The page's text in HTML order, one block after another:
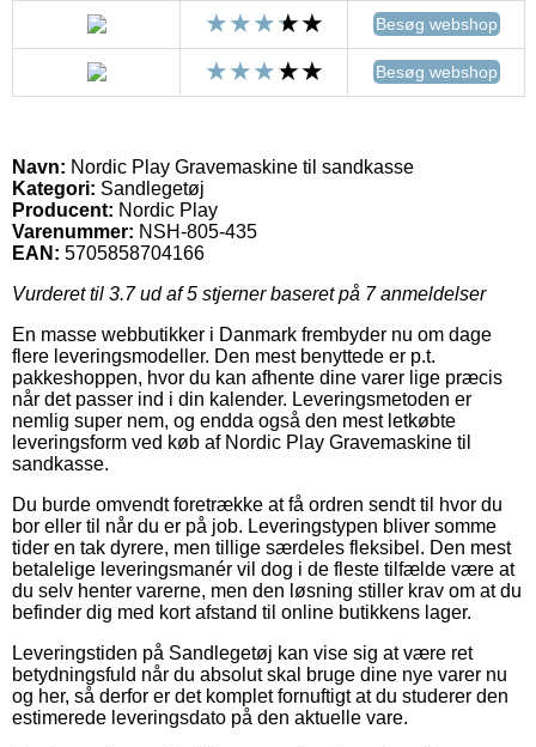
Besøg webshop
Besøg webshop
Navn: Nordic Play Gravemaskine til sandkasse
Kategori: Sandlegetøj
Producent: Nordic Play
Varenummer: NSH-805-435
EAN: 5705858704166
Vurderet til 3.7ud af 5 stjerner baseret på 7anmeldelser
En masse webbutikker i Danmark frembyder nu om dage
flere leveringsmodeller. Den mest benyttede er p.t.
pakkeshoppen, hvor du kan afhente dine varer lige præcis
når det passer ind i din kalender. Leveringsmetoden er
nemlig super nem, og endda også den mest letkøbte
leveringsform ved køb af Nordic Play Gravemaskine til
sandkasse.
Du burde omvendt foretrække at få ordren sendt til hvor du
bor eller til når du er på job. Leveringstypen bliver somme
tider en tak dyrere, men tillige særdeles fleksibel. Den mest
betalelige leveringsmanér vil dog i de fleste tilfælde være at
du selv henter varerne, men den løsning stiller krav om at du
befinder dig med kort afstand til online butikkens lager.
Leveringstiden på Sandlegetøj kan vise sig at være ret
betydningsfuld når du absolut skal bruge dine nye varer nu
og her, så derfor er det komplet fornuftigt at du studerer den
estimerede leveringsdato på den aktuelle vare.